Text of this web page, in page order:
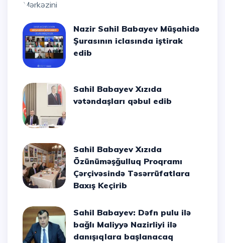
Nazir Sahil Babayev Müşahidə
Şurasının iclasında iştirak
edib
Sahil Babayev Xızıda
vətəndaşları qəbul edib
Sahil Babayev Xızıda
Özünüməşğulluq Proqramı
Çərçivəsində Təsərrüfatlara
Baxış Keçirib
Sahil Babayev: Dəfn pulu ilə
bağlı Maliyyə Nazirliyi ilə
danışıqlara başlanacaq